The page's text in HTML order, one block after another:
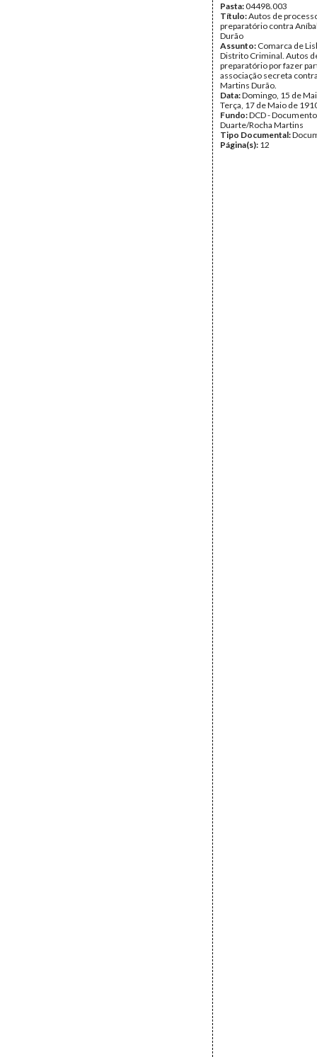
Pasta:04498.003
Título:Autos de
preparatório contra
Durão
Assunto: Comarca de
Distrito Criminal. Autos
preparatório por fazer
associação secreta
Martins Durão.
Data:Domingo, 15 de
Terça, 17 de Maio de
Fundo:DCD -
Duarte/Rocha Martins
Tipo Documental:
Página(s): 12